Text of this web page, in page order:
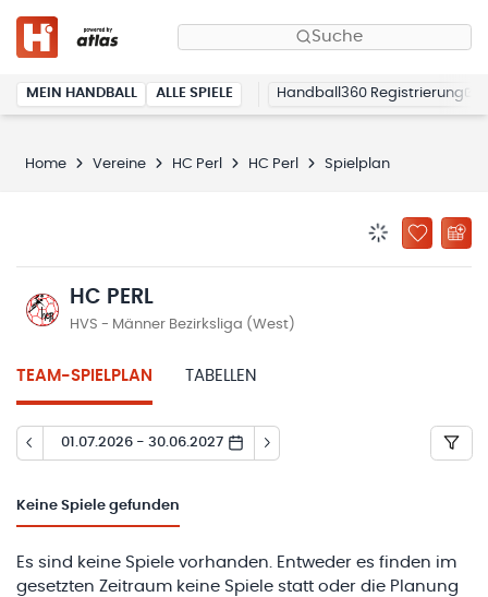
Suche
MEIN HANDBALL ALLE SPIELE Handball360 Registrierung
Home Vereine HC Perl HC Perl Spielplan
ZU
HC PERL
HVS - Männer Bezirksliga (West)
TEAM-SPIELPLAN TABELLEN
01.07.2026 - 30.06.2027
Keine Spiele gefunden
Es sind keine Spiele vorhanden. Entweder es finden im
gesetzten Zeitraum keine Spiele statt oder die Planung